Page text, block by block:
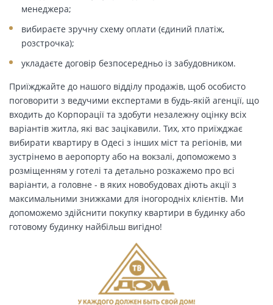
менеджера;
вибираєте зручну схему оплати (єдиний платіж,
розстрочка);
укладаєте договір безпосередньо із забудовником.
Приїжджайте до нашого відділу продажів, щоб особисто
поговорити з ведучими експертами в будь-якій агенції, що
входить до Корпорації та здобути незалежну оцінку всіх
варіантів житла, які вас зацікавили. Тих, хто приїжджає
вибирати квартиру в Одесі з інших міст та регіонів, ми
зустрінемо в аеропорту або на вокзалі, допоможемо з
розміщенням у готелі та детально розкажемо про всі
варіанти, а головне - в яких новобудовах діють акції з
максимальними знижками для іногородніх клієнтів. Ми
допоможемо здійснити покупку квартири в будинку або
готовому будинку найбільш вигідно!